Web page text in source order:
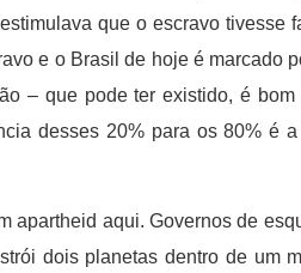
que o escravo tivesse
e o Brasil de hoje é marcado
– que pode ter existido, é
desses 20% para os 80% é
aqui. Governos de
dois planetas dentro de um